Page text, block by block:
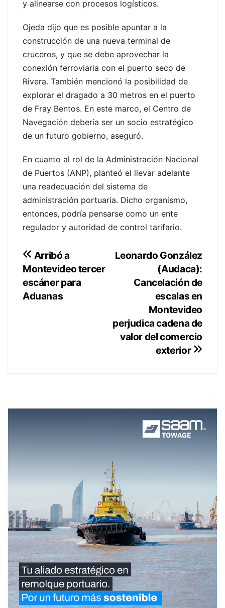
y alinearse con procesos logísticos.
Ojeda dijo que es posible apuntar a la
construcción de una nueva terminal de
cruceros, y que se debe aprovechar la
conexión ferroviaria con el puerto seco de
Rivera. También mencionó la posibilidad de
explorar el dragado a 30 metros en el puerto
de Fray Bentos. En este marco, el Centro de
Navegación debería ser un socio estratégico
de un futuro gobierno, aseguró.
En cuanto al rol de la Administración Nacional
de Puertos (ANP), planteó el llevar adelante
una readecuación del sistema de
administración portuaria. Dicho organismo,
entonces, podría pensarse como un ente
regulador y autoridad de control tarifario.
Navegación
de
entradas
Leonardo González
(Audaca):
Cancelación de
escalas en
Montevideo
perjudica cadena de
valor del comercio
exterior
Arribó a
Montevideo tercer
escáner para
Aduanas